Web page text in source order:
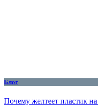
Блог
Почему желтеет пластик